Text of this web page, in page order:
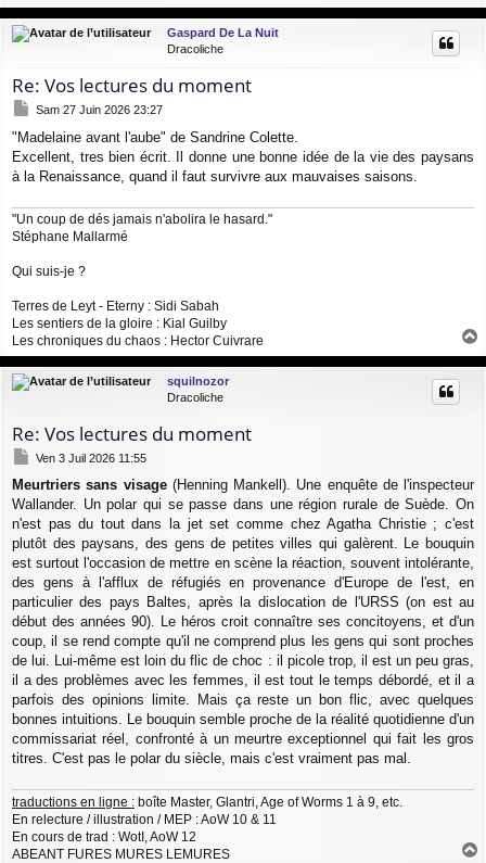
a
u
Gaspard De La Nuit
Dracoliche
Re: Vos lectures du moment
M
s
s
a
Sam 27 Juin 2026 23:27
"Madelaine avant l'aube" de Sandrine Colette.
Excellent, tres bien écrit. Il donne une bonne idée de la vie des paysans
à la Renaissance, quand il faut survivre aux mauvaises saisons.
"Un coup de dés jamais n'abolira le hasard."
Stéphane Mallarmé
Qui suis-je ?
Terres de Leyt - Eterny : Sidi Sabah
Les sentiers de la gloire : Kial Guilby
Les chroniques du chaos : Hector Cuivrare
a
u
squilnozor
Dracoliche
Re: Vos lectures du moment
M
s
s
a
g
e
Ven 3 Juil 2026 11:55
Meurtriers sans visage(Henning Mankell). Une enquête de l'inspecteur
Wallander. Un polar qui se passe dans une région rurale de Suède. On
n'est pas du tout dans la jet set comme chez Agatha Christie ; c'est
plutôt des paysans, des gens de petites villes qui galèrent. Le bouquin
est surtout l'occasion de mettre en scène la réaction, souvent intolérante,
des gens à l'afflux de réfugiés en provenance d'Europe de l'est, en
particulier des pays Baltes, après la dislocation de l'URSS (on est au
début des années 90). Le héros croit connaître ses concitoyens, et d'un
coup, il se rend compte qu'il ne comprend plus les gens qui sont proches
de lui. Lui-même est loin du flic de choc : il picole trop, il est un peu gras,
il a des problèmes avec les femmes, il est tout le temps débordé, et il a
parfois des opinions limite. Mais ça reste un bon flic, avec quelques
bonnes intuitions. Le bouquin semble proche de la réalité quotidienne d'un
commissariat réel, confronté à un meurtre exceptionnel qui fait les gros
titres. C'est pas le polar du siècle, mais c'est vraiment pas mal.
traductions en ligne : boîte Master, Glantri, Age of Worms 1 à 9, etc.
En relecture / illustration / MEP : AoW 10 & 11
En cours de trad : WotI, AoW 12
ABEANT FURES MURES LEMURES